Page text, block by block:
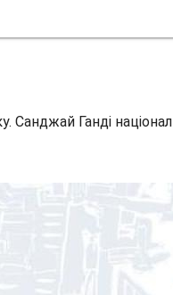
Санджай Ганді